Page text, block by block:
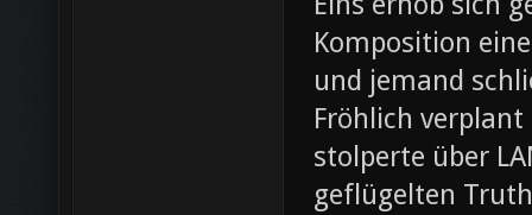
Komposition
und jemand
Fröhlich
stolperte über
geflügelten